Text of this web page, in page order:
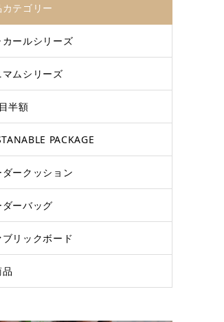
テゴリー
カールシリーズ
マムシリーズ
半額
PACKAGE
ダークッション
ダーバッグ
ブリックボード